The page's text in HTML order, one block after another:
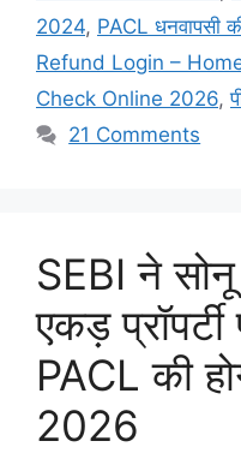
2024, PACL धनवापसी
Refund Login –
Check Online 2026,
21 Comments
SEBI ने
एकड़
PACL की
2026